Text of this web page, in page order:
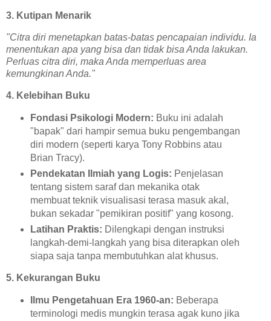
3. Kutipan Menarik
"Citra diri menetapkan batas-batas pencapaian individu. Ia
menentukan apa yang bisa dan tidak bisa Anda lakukan.
Perluas citra diri, maka Anda memperluas area
kemungkinan Anda."
4. Kelebihan Buku
Fondasi Psikologi Modern: Buku ini adalah
"bapak" dari hampir semua buku pengembangan
diri modern (seperti karya Tony Robbins atau
Brian Tracy).
Pendekatan Ilmiah yang Logis: Penjelasan
tentang sistem saraf dan mekanika otak
membuat teknik visualisasi terasa masuk akal,
bukan sekadar "pemikiran positif" yang kosong.
Latihan Praktis: Dilengkapi dengan instruksi
langkah-demi-langkah yang bisa diterapkan oleh
siapa saja tanpa membutuhkan alat khusus.
5. Kekurangan Buku
Ilmu Pengetahuan Era 1960-an: Beberapa
terminologi medis mungkin terasa agak kuno jika